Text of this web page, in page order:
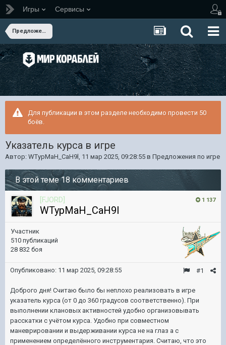
Игры Сервисы
Предложения по игре
Для публикации в этом разделе необходимо провести 50
боёв.
Указатель курса в игре
Автор: WTypMaH_CaH9l , 11 мар 2025, 09:28:55 в Предложения по игре
В этой теме 18 комментариев
1 137
[FJORD]
WTypMaH_CaH9l
Участник
510 публикаций
28 832 боя
#1
Опубликовано: 11 мар 2025, 09:28:55
Доброго дня! Считаю было бы неплохо реализовать в игре
указатель курса (от 0 до 360 градусов соответственно). При
выполнении клановых активностей удобно организовывать
расскатки с учётом курса. Удобно при совместном
маневрировании и выдерживании курса не на глаз а с
применением определённого инструментария. Считаю, что это